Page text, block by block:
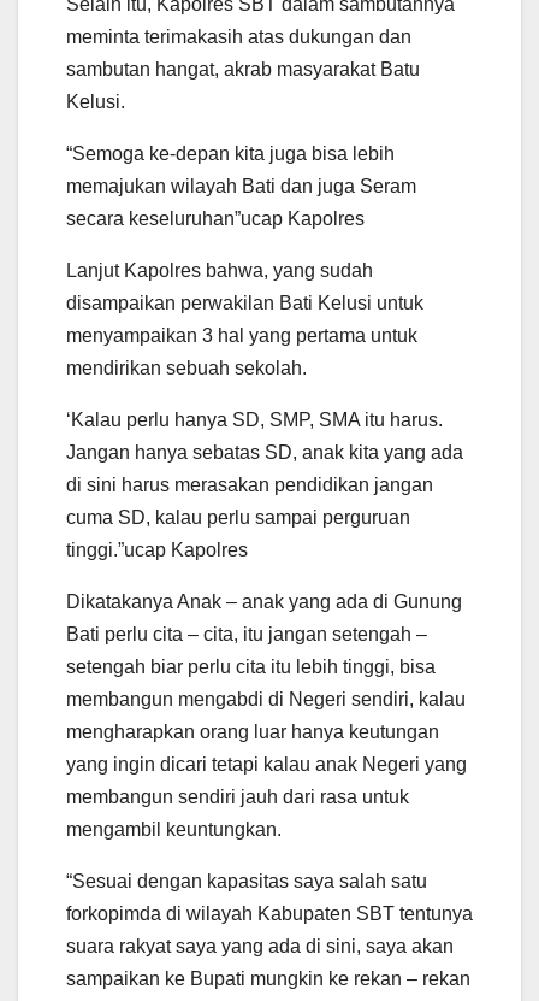
Selain itu, Kapolres SBT dalam sambutannya
meminta terimakasih atas dukungan dan
sambutan hangat, akrab masyarakat Batu
Kelusi.
“Semoga ke-depan kita juga bisa lebih
memajukan wilayah Bati dan juga Seram
secara keseluruhan”ucap Kapolres
Lanjut Kapolres bahwa, yang sudah
disampaikan perwakilan Bati Kelusi untuk
menyampaikan 3 hal yang pertama untuk
mendirikan sebuah sekolah.
‘Kalau perlu hanya SD, SMP, SMA itu harus.
Jangan hanya sebatas SD, anak kita yang ada
di sini harus merasakan pendidikan jangan
cuma SD, kalau perlu sampai perguruan
tinggi.”ucap Kapolres
Dikatakanya Anak – anak yang ada di Gunung
Bati perlu cita – cita, itu jangan setengah –
setengah biar perlu cita itu lebih tinggi, bisa
membangun mengabdi di Negeri sendiri, kalau
mengharapkan orang luar hanya keutungan
yang ingin dicari tetapi kalau anak Negeri yang
membangun sendiri jauh dari rasa untuk
mengambil keuntungkan.
“Sesuai dengan kapasitas saya salah satu
forkopimda di wilayah Kabupaten SBT tentunya
suara rakyat saya yang ada di sini, saya akan
sampaikan ke Bupati mungkin ke rekan – rekan